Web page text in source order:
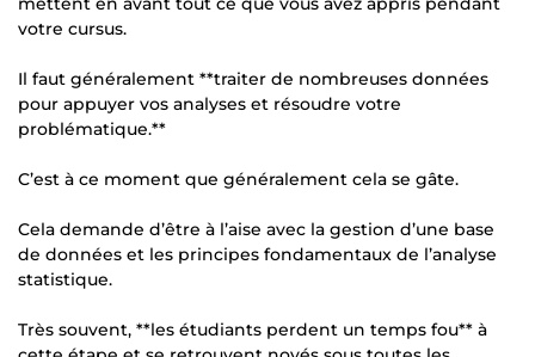
votre cursus.
Il faut généralement **traiter de nombreuses données
pour appuyer vos analyses et résoudre votre
problématique.**
C’est à ce moment que généralement cela se gâte.
Cela demande d’être à l’aise avec la gestion d’une base
de données et les principes fondamentaux de l’analyse
statistique.
Très souvent, **les étudiants perdent un temps fou** à